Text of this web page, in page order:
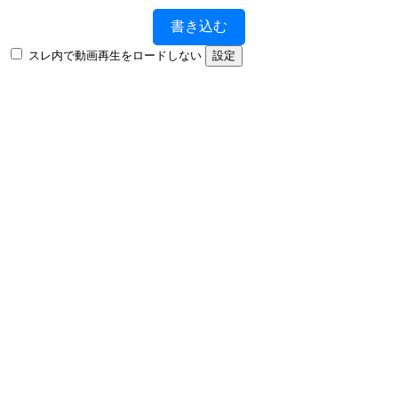
書き込む
スレ内で動画再生をロードしない